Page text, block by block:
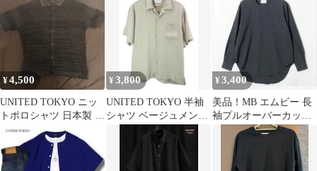
¥4,500
UNITED TOKYO ニッ
トポロシャツ 日本製 サ
イズ2
¥3,800
UNITED TOKYO 半袖
シャツ ベージュメン
ズ 400302005 ◼️
¥3,400
美品！MB エムビー 長
袖プルオーバーカット
ソー サイズM